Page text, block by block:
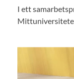
I ett